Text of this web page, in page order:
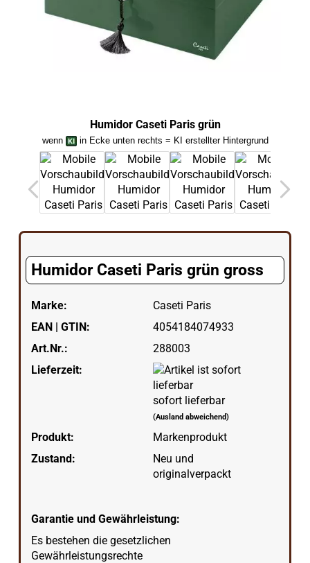
Humidor Caseti Paris grün
wenn in Ecke unten rechts = KI erstellter Hintergrund
Humidor Caseti Paris grün gross
Marke:
Caseti Paris
EAN | GTIN:
4054184074933
Art.Nr.:
288003
Lieferzeit:
sofort lieferbar
(Ausland abweichend)
Produkt:
Markenprodukt
Zustand:
Neu und
originalverpackt
Garantie und Gewährleistung:
Es bestehen die gesetzlichen
Gewährleistungsrechte